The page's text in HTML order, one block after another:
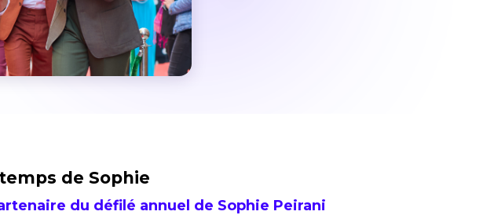
de Sophie
du défilé annuel de Sophie Peirani